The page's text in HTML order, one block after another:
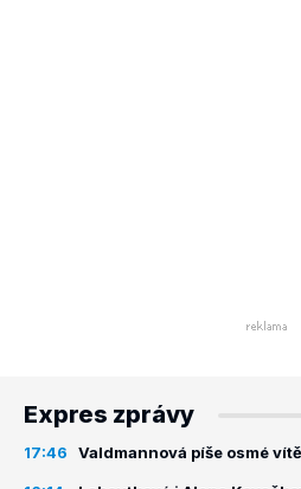
Expres zprávy
17:46 Valdmannová píše osmé